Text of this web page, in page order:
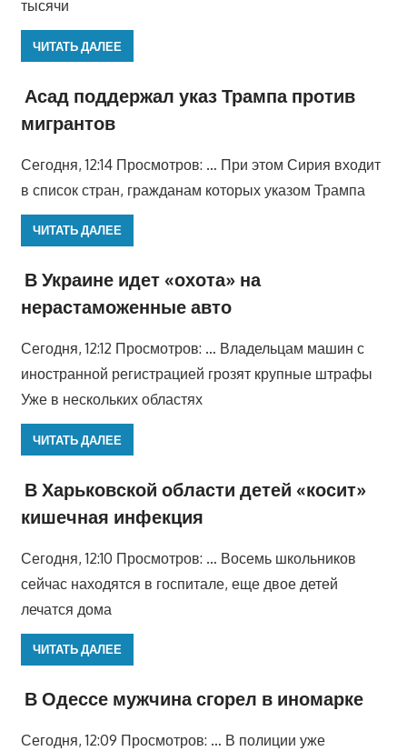
тысячи
ЧИТАТЬ ДАЛЕЕ
Асад поддержал указ Трампа против
мигрантов
Сегодня, 12:14 Просмотров: … При этом Сирия входит
в список стран, гражданам которых указом Трампа
ЧИТАТЬ ДАЛЕЕ
В Украине идет «охота» на
нерастаможенные авто
Сегодня, 12:12 Просмотров: … Владельцам машин с
иностранной регистрацией грозят крупные штрафы
Уже в нескольких областях
ЧИТАТЬ ДАЛЕЕ
В Харьковской области детей «косит»
кишечная инфекция
Сегодня, 12:10 Просмотров: … Восемь школьников
сейчас находятся в госпитале, еще двое детей
лечатся дома
ЧИТАТЬ ДАЛЕЕ
В Одессе мужчина сгорел в иномарке
Сегодня, 12:09 Просмотров: … В полиции уже